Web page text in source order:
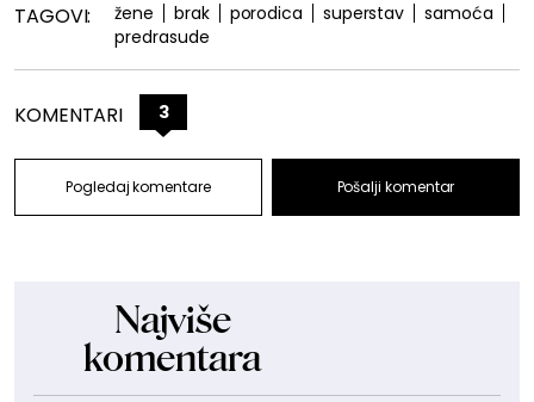
TAGOVI: žene brak porodica superstav
samoća
predrasude
KOMENTARI 3
Pogledaj komentare Pošalji komentar
Najviše
komentara